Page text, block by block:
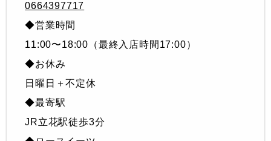
0664397717
◆営業時間
11:00〜18:00（最終入店時間17:00）
◆お休み
日曜日＋不定休
◆最寄駅
JR立花駅徒歩3分